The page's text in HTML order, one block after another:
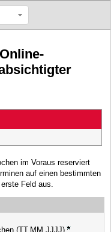
im Voraus reserviert
auf einen bestimmten
Feld aus.
(TT.MM.JJJJ)